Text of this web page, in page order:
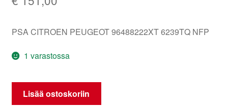
PSA CITROEN PEUGEOT 96488222XT 6239TQ NFP
1 varastossa
Ohjaimet
Citroën
Lisää ostoskoriin